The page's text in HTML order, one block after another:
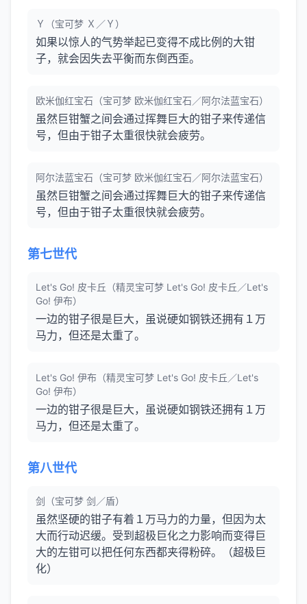
Ｙ（宝可梦 Ｘ／Ｙ）
如果以惊人的气势举起已变得不成比例的大钳
子，就会因失去平衡而东倒西歪。
欧米伽红宝石（宝可梦 欧米伽红宝石／阿尔法蓝宝石）
虽然巨钳蟹之间会通过挥舞巨大的钳子来传递信
号，但由于钳子太重很快就会疲劳。
阿尔法蓝宝石（宝可梦 欧米伽红宝石／阿尔法蓝宝石）
虽然巨钳蟹之间会通过挥舞巨大的钳子来传递信
号，但由于钳子太重很快就会疲劳。
第七世代
Let's Go! 皮卡丘（精灵宝可梦 Let's Go! 皮卡丘／Let's
Go! 伊布）
一边的钳子很是巨大，虽说硬如钢铁还拥有１万
马力，但还是太重了。
Let's Go! 伊布（精灵宝可梦 Let's Go! 皮卡丘／Let's
Go! 伊布）
一边的钳子很是巨大，虽说硬如钢铁还拥有１万
马力，但还是太重了。
第八世代
剑（宝可梦 剑／盾）
虽然坚硬的钳子有着１万马力的力量，但因为太
大而行动迟缓。受到超极巨化之力影响而变得巨
大的左钳可以把任何东西都夹得粉碎。（超极巨
化）